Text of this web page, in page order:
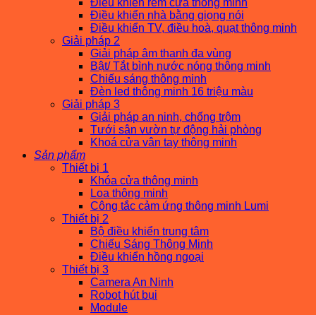
Điều khiển nhà bằng giọng nói
Điều khiển TV, điều hoà, quạt thông minh
Giải pháp 2
Giải pháp âm thanh đa vùng
Bật/ Tắt bình nước nóng thông minh
Chiếu sáng thông minh
Đèn led thông minh 16 triệu màu
Giải pháp 3
Giải pháp an ninh, chống trộm
Tưới sân vườn tự động hải phòng
Khoá cửa vân tay thông minh
Sản phẩm
Thiết bị 1
Khóa cửa thông minh
Loa thông minh
Công tắc cảm ứng thông minh Lumi
Thiết bị 2
Bộ điều khiển trung tâm
Chiếu Sáng Thông Minh
Điều khiển hồng ngoại
Thiết bị 3
Camera An Ninh
Robot hút bụi
Module